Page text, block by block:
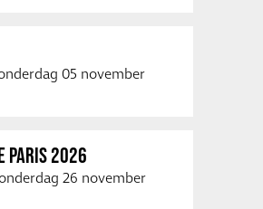
05 november
PARIS 2026
26 november